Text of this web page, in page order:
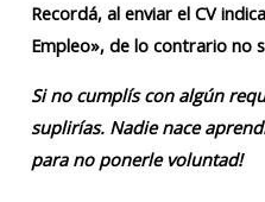
Recordá, al enviar el CV
Empleo», de lo contrario no
Si no cumplís con algún
suplirías. Nadie nace
para no ponerle voluntad!